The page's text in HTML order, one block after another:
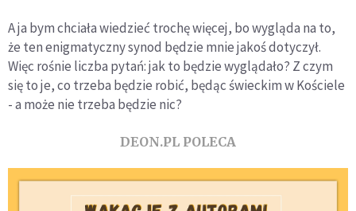
A ja bym chciała wiedzieć trochę więcej, bo wygląda na to,
że ten enigmatyczny synod będzie mnie jakoś dotyczył.
Więc rośnie liczba pytań: jak to będzie wyglądało? Z czym
się to je, co trzeba będzie robić, będąc świeckim w Kościele
- a może nie trzeba będzie nic?
DEON.PL POLECA